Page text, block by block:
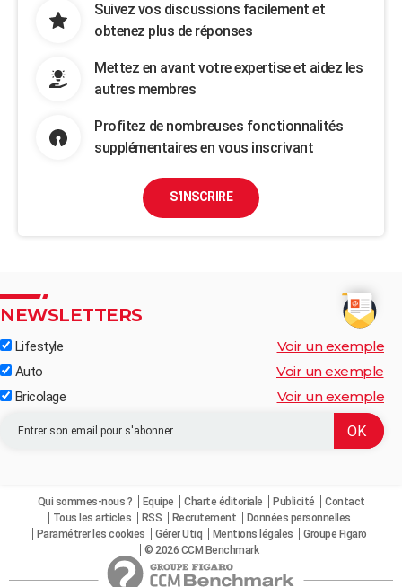
Suivez vos discussions facilement et
obtenez plus de réponses
Mettez en avant votre expertise et aidez les
autres membres
Profitez de nombreuses fonctionnalités
supplémentaires en vous inscrivant
S'INSCRIRE
NEWSLETTERS
Lifestyle Voir un exemple
Auto Voir un exemple
Bricolage Voir un exemple
Qui sommes-nous ? Equipe Charte éditoriale Publicité
Contact
Tous les articles
RSS Recrutement
Données personnelles
Paramétrer les cookies
Gérer Utiq Mentions légales
Groupe Figaro
© 2026 CCM Benchmark